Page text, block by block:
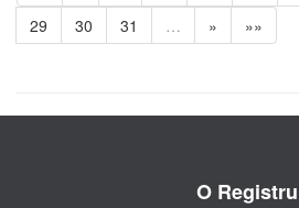
29
30 31 … » »»
O Registru